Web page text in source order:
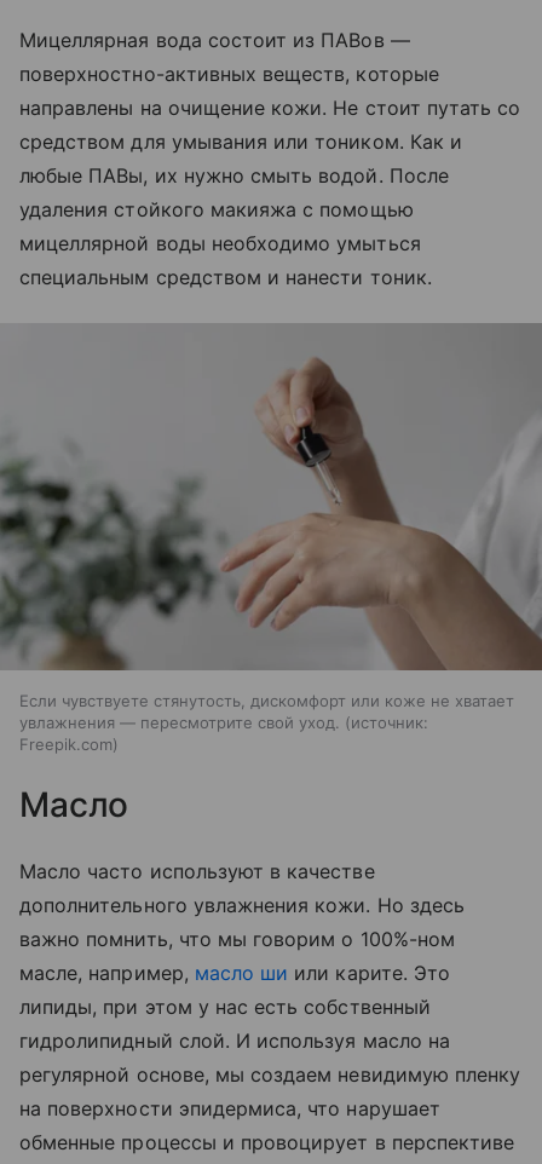
Мицеллярная вода состоит из ПАВов —
поверхностно-активных веществ, которые
направлены на очищение кожи. Не стоит путать со
средством для умывания или тоником. Как и
любые ПАВы, их нужно смыть водой. После
удаления стойкого макияжа с помощью
мицеллярной воды необходимо умыться
специальным средством и нанести тоник.
Если чувствуете стянутость, дискомфорт или коже не хватает
увлажнения — пересмотрите свой уход.
источник:
Freepik.com
Масло
Масло часто используют в качестве
дополнительного увлажнения кожи. Но здесь
важно помнить, что мы говорим о 100%-ном
масле, например, масло ши или карите. Это
липиды, при этом у нас есть собственный
гидролипидный слой. И используя масло на
регулярной основе, мы создаем невидимую пленку
на поверхности эпидермиса, что нарушает
обменные процессы и провоцирует в перспективе